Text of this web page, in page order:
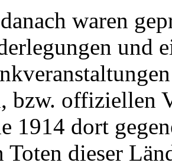
waren
und
bzw. offiziellen
1914 dort
Toten dieser